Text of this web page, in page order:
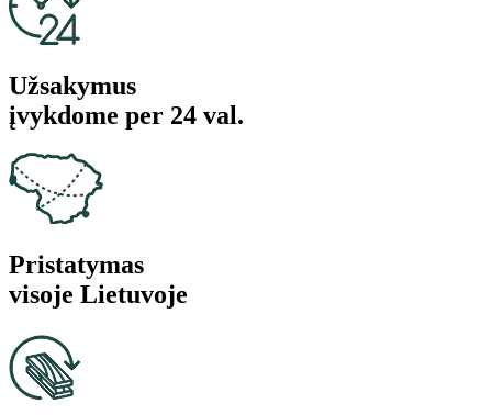
Užsakymus
įvykdome per 24 val.
Pristatymas
visoje Lietuvoje